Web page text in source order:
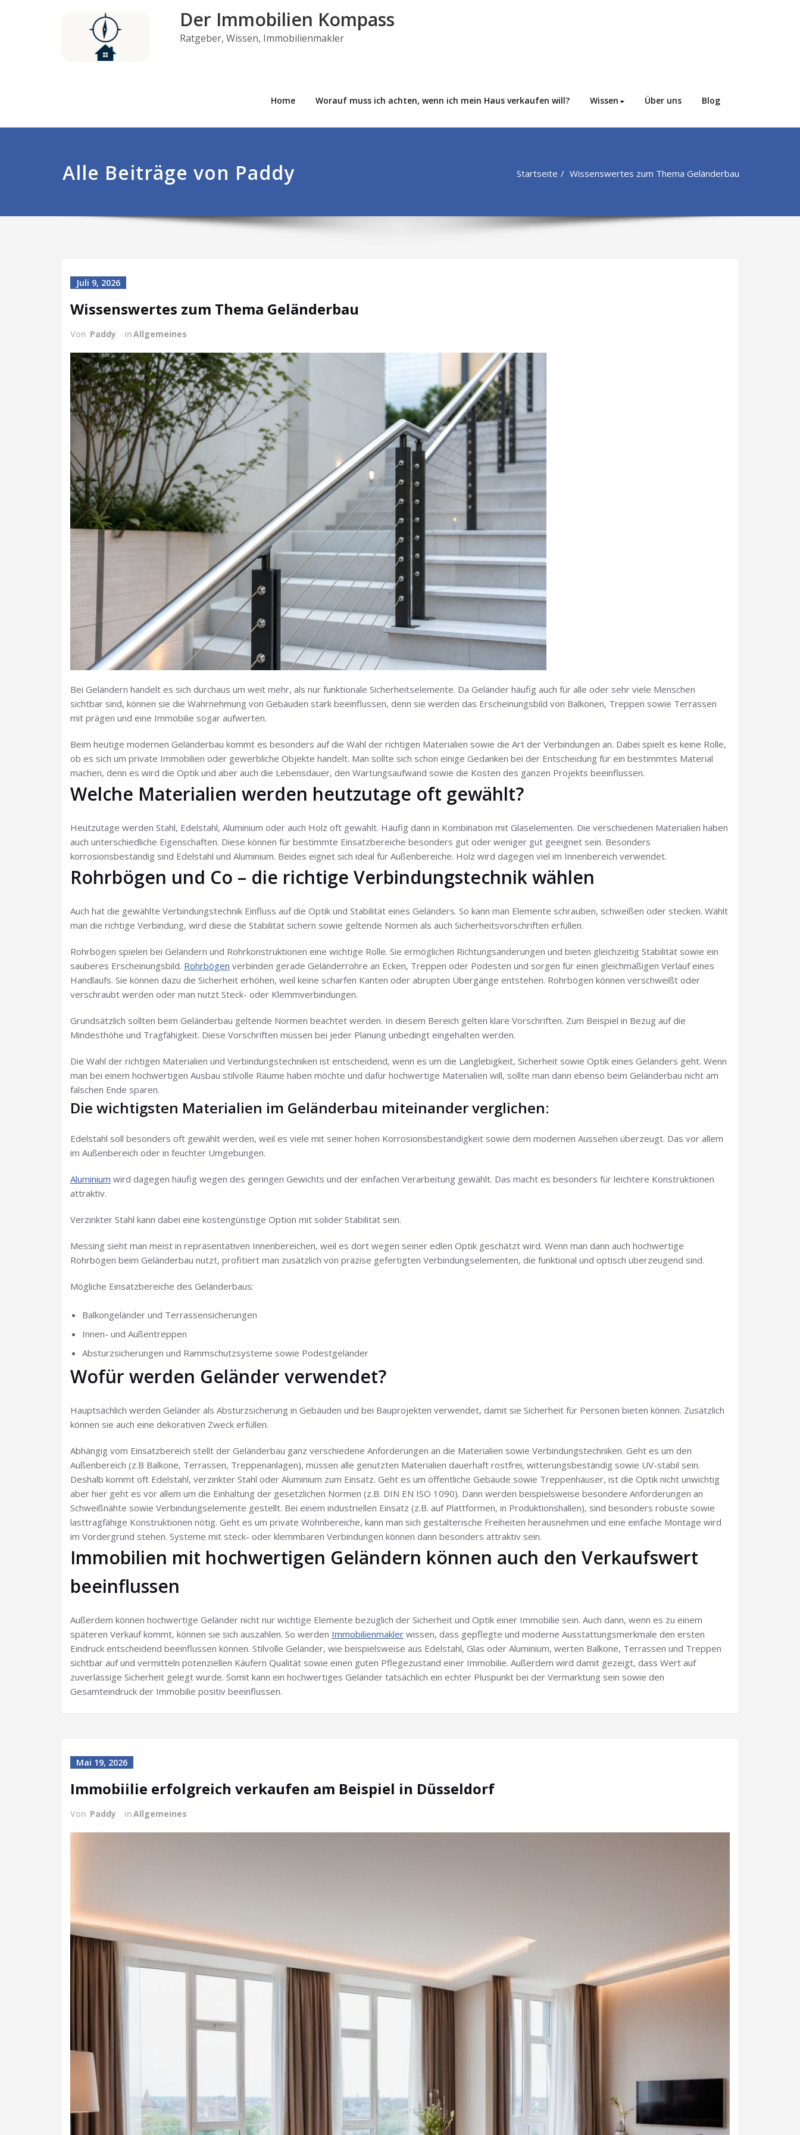
Der Immobilien Kompass
Ratgeber, Wissen, Immobilienmakler
Home Worauf muss ich achten, wenn ich mein Haus verkaufen will? Wissen Über uns Blog
Alle Beiträge von Paddy Startseite Wissenswertes zum Thema Geländerbau
Juli 9, 2026
Wissenswertes zum Thema Geländerbau
Von Paddy inAllgemeines
Bei Geländern handelt es sich durchaus um weit mehr, als nur funktionale Sicherheitselemente. Da Geländer häufig auch für alle oder sehr viele Menschen
sichtbar sind, können sie die Wahrnehmung von Gebäuden stark beeinflussen, denn sie werden das Erscheinungsbild von Balkonen, Treppen sowie Terrassen
mit prägen und eine Immobilie sogar aufwerten.
Beim heutige modernen Geländerbau kommt es besonders auf die Wahl der richtigen Materialien sowie die Art der Verbindungen an. Dabei spielt es keine Rolle,
ob es sich um private Immobilien oder gewerbliche Objekte handelt. Man sollte sich schon einige Gedanken bei der Entscheidung für ein bestimmtes Material
machen, denn es wird die Optik und aber auch die Lebensdauer, den Wartungsaufwand sowie die Kosten des ganzen Projekts beeinflussen.
Welche Materialien werden heutzutage oft gewählt?
Heutzutage werden Stahl, Edelstahl, Aluminium oder auch Holz oft gewählt. Häufig dann in Kombination mit Glaselementen. Die verschiedenen Materialien haben
auch unterschiedliche Eigenschaften. Diese können für bestimmte Einsatzbereiche besonders gut oder weniger gut geeignet sein. Besonders
korrosionsbeständig sind Edelstahl und Aluminium. Beides eignet sich ideal für Außenbereiche. Holz wird dagegen viel im Innenbereich verwendet.
Rohrbögen und Co – die richtige Verbindungstechnik wählen
Auch hat die gewählte Verbindungstechnik Einfluss auf die Optik und Stabilität eines Geländers. So kann man Elemente schrauben, schweißen oder stecken. Wählt
man die richtige Verbindung, wird diese die Stabilität sichern sowie geltende Normen als auch Sicherheitsvorschriften erfüllen.
Rohrbögen spielen bei Geländern und Rohrkonstruktionen eine wichtige Rolle. Sie ermöglichen Richtungsänderungen und bieten gleichzeitig Stabilität sowie ein
sauberes Erscheinungsbild. Rohrbögen verbinden gerade Geländerrohre an Ecken, Treppen oder Podesten und sorgen für einen gleichmäßigen Verlauf eines
Handlaufs. Sie können dazu die Sicherheit erhöhen, weil keine scharfen Kanten oder abrupten Übergänge entstehen. Rohrbögen können verschweißt oder
verschraubt werden oder man nutzt Steck- oder Klemmverbindungen.
Grundsätzlich sollten beim Geländerbau geltende Normen beachtet werden. In diesem Bereich gelten klare Vorschriften. Zum Beispiel in Bezug auf die
Mindesthöhe und Tragfähigkeit. Diese Vorschriften müssen bei jeder Planung unbedingt eingehalten werden.
Die Wahl der richtigen Materialien und Verbindungstechniken ist entscheidend, wenn es um die Langlebigkeit, Sicherheit sowie Optik eines Geländers geht. Wenn
man bei einem hochwertigen Ausbau stilvolle Räume haben möchte und dafür hochwertige Materialien will, sollte man dann ebenso beim Geländerbau nicht am
falschen Ende sparen.
Die wichtigsten Materialien im Geländerbau miteinander verglichen:
Edelstahl soll besonders oft gewählt werden, weil es viele mit seiner hohen Korrosionsbeständigkeit sowie dem modernen Aussehen überzeugt. Das vor allem
im Außenbereich oder in feuchter Umgebungen.
Aluminium wird dagegen häufig wegen des geringen Gewichts und der einfachen Verarbeitung gewählt. Das macht es besonders für leichtere Konstruktionen
attraktiv.
Verzinkter Stahl kann dabei eine kostengünstige Option mit solider Stabilität sein.
Messing sieht man meist in repräsentativen Innenbereichen, weil es dort wegen seiner edlen Optik geschätzt wird. Wenn man dann auch hochwertige
Rohrbögen beim Geländerbau nutzt, profitiert man zusätzlich von präzise gefertigten Verbindungselementen, die funktional und optisch überzeugend sind.
Mögliche Einsatzbereiche des Geländerbaus:
Balkongeländer und Terrassensicherungen
Innen- und Außentreppen
Absturzsicherungen und Rammschutzsysteme sowie Podestgeländer
Wofür werden Geländer verwendet?
Hauptsächlich werden Geländer als Absturzsicherung in Gebäuden und bei Bauprojekten verwendet, damit sie Sicherheit für Personen bieten können. Zusätzlich
können sie auch eine dekorativen Zweck erfüllen.
Abhängig vom Einsatzbereich stellt der Geländerbau ganz verschiedene Anforderungen an die Materialien sowie Verbindungstechniken. Geht es um den
Außenbereich (z.B Balkone, Terrassen, Treppenanlagen), müssen alle genutzten Materialien dauerhaft rostfrei, witterungsbeständig sowie UV-stabil sein.
Deshalb kommt oft Edelstahl, verzinkter Stahl oder Aluminium zum Einsatz. Geht es um öffentliche Gebäude sowie Treppenhäuser, ist die Optik nicht unwichtig
aber hier geht es vor allem um die Einhaltung der gesetzlichen Normen (z.B. DIN EN ISO 1090). Dann werden beispielsweise besondere Anforderungen an
Schweißnähte sowie Verbindungselemente gestellt. Bei einem industriellen Einsatz (z.B. auf Plattformen, in Produktionshallen), sind besonders robuste sowie
lasttragfähige Konstruktionen nötig. Geht es um private Wohnbereiche, kann man sich gestalterische Freiheiten herausnehmen und eine einfache Montage wird
im Vordergrund stehen. Systeme mit steck- oder klemmbaren Verbindungen können dann besonders attraktiv sein.
Immobilien mit hochwertigen Geländern können auch den Verkaufswert
beeinflussen
Außerdem können hochwertige Geländer nicht nur wichtige Elemente bezüglich der Sicherheit und Optik einer Immobilie sein. Auch dann, wenn es zu einem
späteren Verkauf kommt, können sie sich auszahlen. So werden Immobilienmakler wissen, dass gepflegte und moderne Ausstattungsmerkmale den ersten
Eindruck entscheidend beeinflussen können. Stilvolle Geländer, wie beispielsweise aus Edelstahl, Glas oder Aluminium, werten Balkone, Terrassen und Treppen
sichtbar auf und vermitteln potenziellen Käufern Qualität sowie einen guten Pflegezustand einer Immobilie. Außerdem wird damit gezeigt, dass Wert auf
zuverlässige Sicherheit gelegt wurde. Somit kann ein hochwertiges Geländer tatsächlich ein echter Pluspunkt bei der Vermarktung sein sowie den
Gesamteindruck der Immobilie positiv beeinflussen.
Mai 19, 2026
Immobiilie erfolgreich verkaufen am Beispiel in Düsseldorf
Von Paddy inAllgemeines